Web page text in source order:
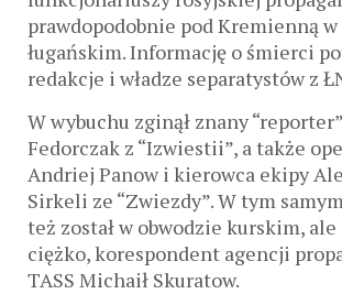
prawdopodobnie pod Kremienną
ługańskim. Informację o śmierci
redakcje i władze separatystów z
W wybuchu zginął znany
Fedorczak z “Izwiestii”, a także
Andriej Panow i kierowca ekipy
Sirkeli ze “Zwiezdy”. W tym
też został w obwodzie kurskim,
ciężko, korespondent agencji
TASS Michaił Skuratow.